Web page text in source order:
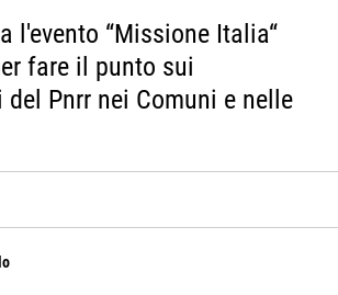
l'evento “Missione Italia“
fare il punto sui
del Pnrr nei Comuni e nelle